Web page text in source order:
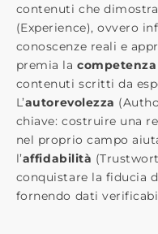
contenuti che
(Experience), ovvero
conoscenze reali e
premia lacompetenza
contenuti scritti da
L’autorevolezza
chiave: costruire una
nel proprio campo
l’affidabilità
conquistare la fiducia
fornendo dati